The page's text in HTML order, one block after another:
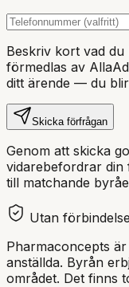
Beskriv kort vad
förmedlas av
ditt ärende — du
Skicka förfrågan
Genom att skicka
vidarebefordrar
till matchande
Utan förbindelse
Pharmaconcepts är
anställda. Byrån
området. Det finns